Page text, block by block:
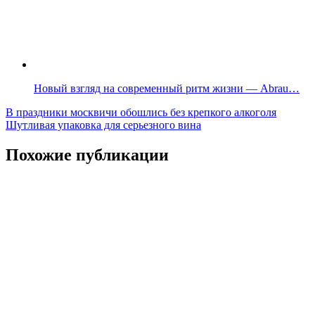
Новый взгляд на современный ритм жизни — Abrau…
Навигация
по
записям
В праздники москвичи обошлись без крепкого алкоголя
Шутливая упаковка для серьезного вина
Похожие публикации